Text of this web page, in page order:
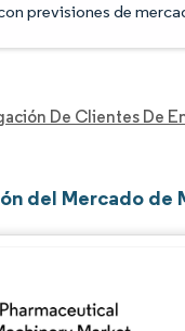
previsiones de
De Clientes De
del Mercado de